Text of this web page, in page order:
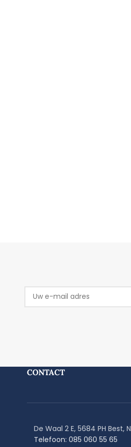
CONTACT
De Waal 2 E, 5684 PH Best,
Telefoon: 085 060 55 65